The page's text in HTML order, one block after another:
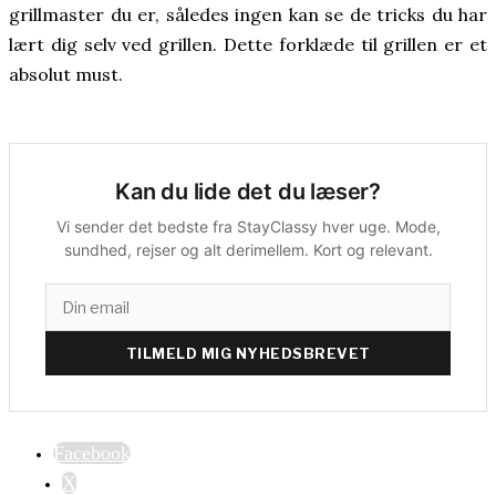
grillmaster du er, således ingen kan se de tricks du har
lært dig selv ved grillen. Dette forklæde til grillen er et
absolut must.
Kan du lide det du læser?
Vi sender det bedste fra StayClassy hver uge. Mode,
sundhed, rejser og alt derimellem. Kort og relevant.
TILMELD MIG NYHEDSBREVET
Facebook
X